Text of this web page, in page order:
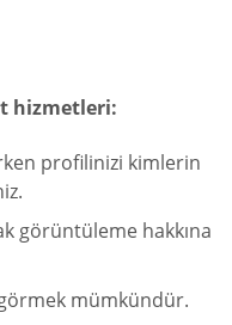
hizmetleri:
profilinizi kimlerin
görüntüleme hakkına
mümkündür.